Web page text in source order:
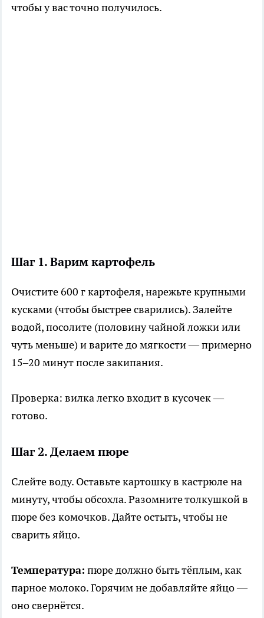
чтобы у вас точно получилось.
Шаг 1. Варим картофель
Очистите 600 г картофеля, нарежьте крупными
кусками (чтобы быстрее сварились). Залейте
водой, посолите (половину чайной ложки или
чуть меньше) и варите до мягкости — примерно
15–20 минут после закипания.
Проверка: вилка легко входит в кусочек —
готово.
Шаг 2. Делаем пюре
Слейте воду. Оставьте картошку в кастрюле на
минуту, чтобы обсохла. Разомните толкушкой в
пюре без комочков. Дайте остыть, чтобы не
сварить яйцо.
Температура: пюре должно быть тёплым, как
парное молоко. Горячим не добавляйте яйцо —
оно свернётся.